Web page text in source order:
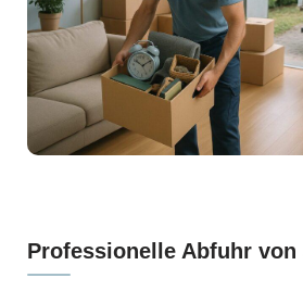
Professionelle Abfuhr von